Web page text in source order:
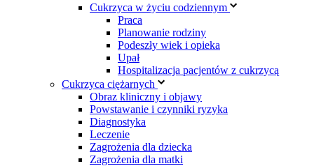
Cukrzyca w życiu codziennym
Praca
Planowanie rodziny
Podeszły wiek i opieka
Upał
Hospitalizacja pacjentów z cukrzycą
Cukrzyca ciężarnych
Obraz kliniczny i objawy
Powstawanie i czynniki ryzyka
Diagnostyka
Leczenie
Zagrożenia dla dziecka
Zagrożenia dla matki